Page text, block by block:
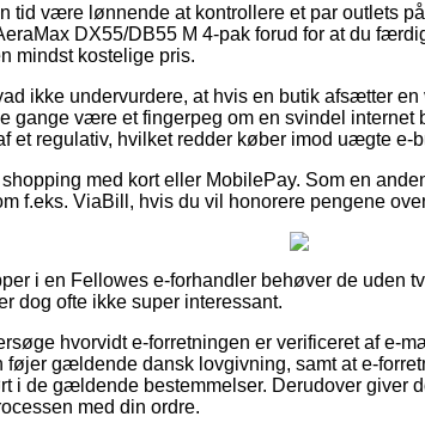
tid være lønnende at kontrollere et par outlets
DX55/DB55 M 4-pak forud for at du
mindst kostelige pris.
ikke undervurdere, at hvis en butik afsætter
gange være et fingerpeg om en svindel
et regulativ, hvilket redder køber imod uægte e-
med kort eller MobilePay. Som en
f.eks. ViaBill, hvis du vil honorere pengene
i en Fellowes e-forhandler behøver de uden
dog ofte ikke super interessant.
hvorvidt e-forretningen er verificeret af e-
føjer gældende dansk lovgivning, samt at e-
i de gældende bestemmelser. Derudover giver
med din ordre.